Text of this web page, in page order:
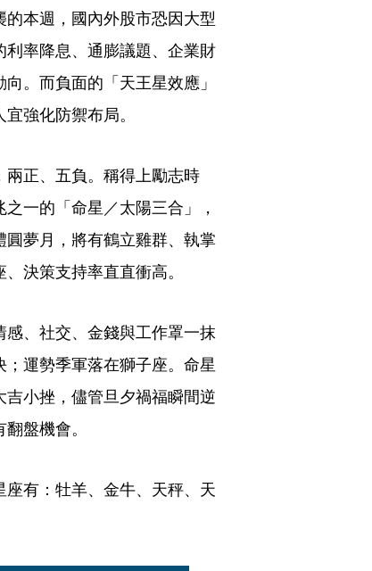
本週，國內外股市恐因大型
率降息、通膨議題、企業財
。而負面的「天王星效應」
強化防禦布局。
正、五負。稱得上勵志時
一的「命星／太陽三合」，
夢月，將有鶴立雞群、執掌
決策支持率直直衝高。
、社交、金錢與工作罩一抹
運勢季軍落在獅子座。命星
小挫，儘管旦夕禍福瞬間逆
盤機會。
有：牡羊、金牛、天秤、天